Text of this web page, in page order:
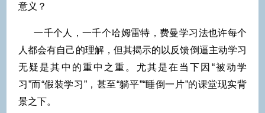
意义？
一千个人，一千个哈姆雷特，费曼学习法也许每个
人都会有自己的理解，但其揭示的以反馈倒逼主动学习
无疑是其中的重中之重。尤其是在当下因“被动学
习”而“假装学习”，甚至“躺平”“睡倒一片”的课堂现实背
景之下。